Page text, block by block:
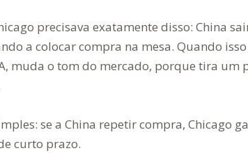
precisava exatamente disso: China
a colocar compra na mesa. Quando
muda o tom do mercado, porque tira um
se a China repetir compra, Chicago
curto prazo.